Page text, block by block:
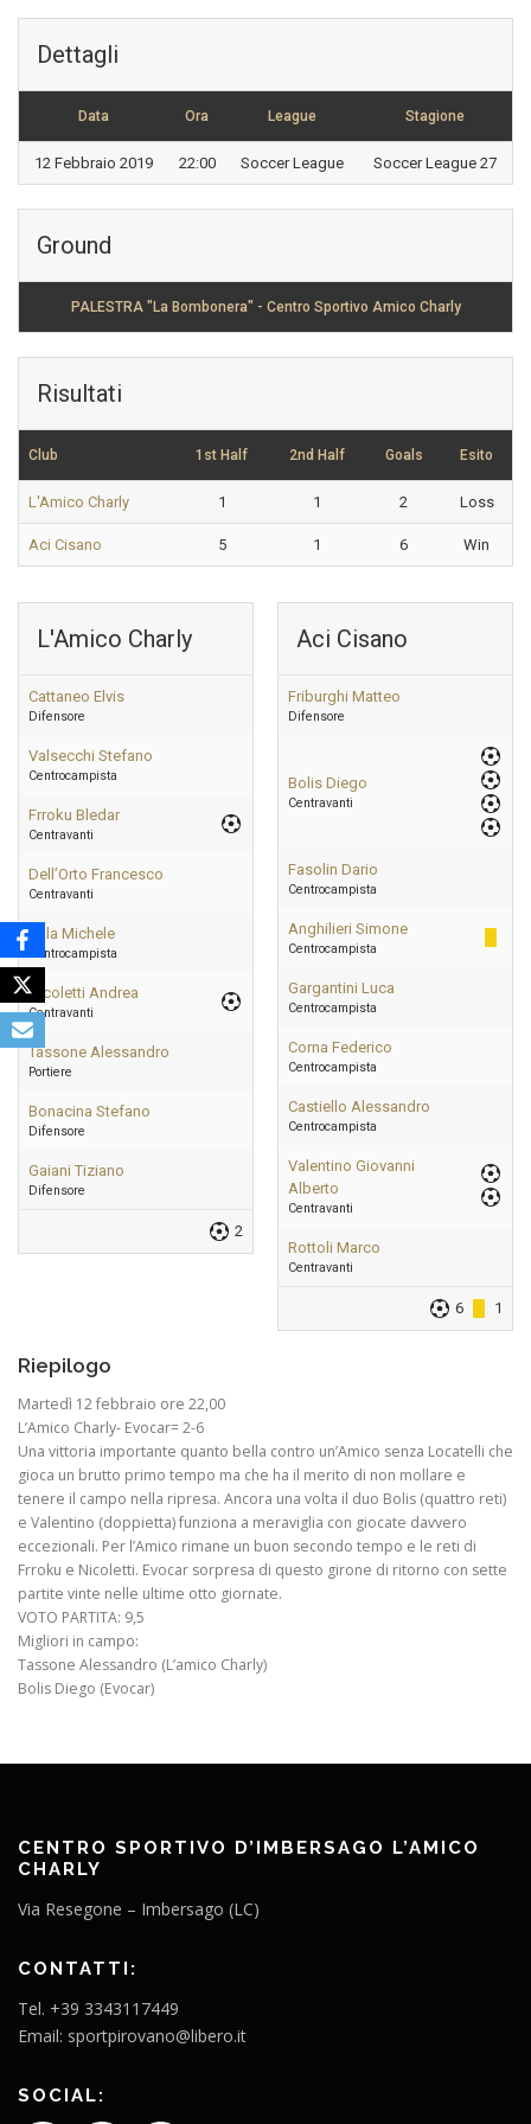
Dettagli
Data Ora League Stagione
12 Febbraio 2019 22:00 Soccer League Soccer League 27
Ground
PALESTRA "La Bombonera" - Centro Sportivo Amico Charly
Risultati
Club 1st Half 2nd Half Goals Esito
L'Amico Charly 1 1 2 Loss
Aci Cisano 5 1 6 Win
L'Amico Charly
Cattaneo Elvis
Difensore
Valsecchi Stefano
Centrocampista
Frroku Bledar
Centravanti
Dell’Orto Francesco
Centravanti
Sala Michele
Centrocampista
Nicoletti Andrea
Centravanti
Tassone Alessandro
Portiere
Bonacina Stefano
Difensore
Gaiani Tiziano
Difensore
2
Aci Cisano
Friburghi Matteo
Difensore
Bolis Diego
Centravanti
Fasolin Dario
Centrocampista
Anghilieri Simone
Centrocampista
Gargantini Luca
Centrocampista
Corna Federico
Centrocampista
Castiello Alessandro
Centrocampista
Valentino Giovanni
Alberto
Centravanti
Rottoli Marco
Centravanti
6 1
Riepilogo
Martedì 12 febbraio ore 22,00
L’Amico Charly- Evocar= 2-6
Una vittoria importante quanto bella contro un’Amico senza Locatelli che
gioca un brutto primo tempo ma che ha il merito di non mollare e
tenere il campo nella ripresa. Ancora una volta il duo Bolis (quattro reti)
e Valentino (doppietta) funziona a meraviglia con giocate davvero
eccezionali. Per l’Amico rimane un buon secondo tempo e le reti di
Frroku e Nicoletti. Evocar sorpresa di questo girone di ritorno con sette
partite vinte nelle ultime otto giornate.
VOTO PARTITA: 9,5
Migliori in campo:
Tassone Alessandro (L’amico Charly)
Bolis Diego (Evocar)
CENTRO SPORTIVO D’IMBERSAGO L’AMICO
CHARLY
Via Resegone – Imbersago (LC)
CONTATTI:
Tel. +39 3343117449
Email: sportpirovano@libero.it
SOCIAL: